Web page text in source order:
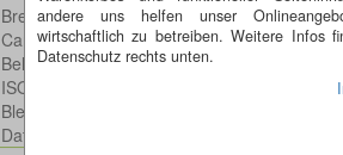
andere uns helfen unser
wirtschaftlich zu betreiben. Weitere Infos
Datenschutz rechts unten.
Brennweite: 300mm
Canon EF 300mm 1:4,0 L IS USM
Belichtungsdauer : 1/250
ISO: 2000
Blende: f/5.6
Datum: 2014:12:15 12:51:07